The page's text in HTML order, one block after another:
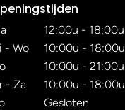
12:00u - 18:00u
- Wo
10:00u - 18:00u
10:00u - 21:00u
- Za
10:00u - 18:00u
Gesloten